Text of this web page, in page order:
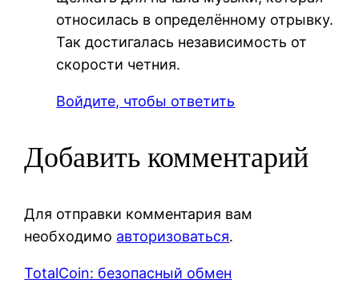
относилась в определённому отрывку.
Так достигалась независимость от
скорости четния.
Войдите, чтобы ответить
Добавить комментарий
Для отправки комментария вам
необходимо авторизоваться.
TotalCoin: безопасный обмен